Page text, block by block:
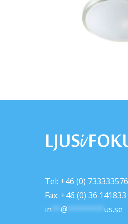
Tel: +46 (0) 733333576
Fax: +46 (0) 36 141833
in
@ us.se